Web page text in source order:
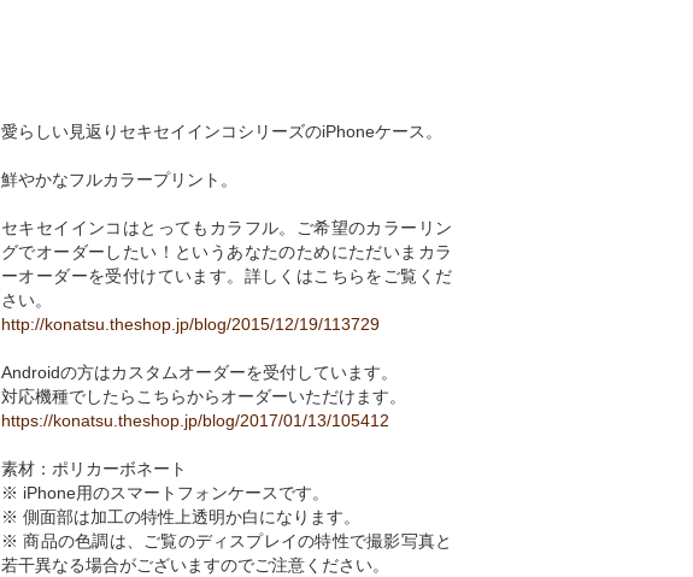
愛らしい見返りセキセイインコシリーズのiPhoneケース。
鮮やかなフルカラープリント。
セキセイインコはとってもカラフル。ご希望のカラーリン
グでオーダーしたい！というあなたのためにただいまカラ
ーオーダーを受付けています。詳しくはこちらをご覧くだ
さい。
http://konatsu.theshop.jp/blog/2015/12/19/113729
Androidの方はカスタムオーダーを受付しています。
対応機種でしたらこちらからオーダーいただけます。
https://konatsu.theshop.jp/blog/2017/01/13/105412
素材：ポリカーボネート
※ iPhone用のスマートフォンケースです。
※ 側面部は加工の特性上透明か白になります。
※ 商品の色調は、ご覧のディスプレイの特性で撮影写真と
若干異なる場合がございますのでご注意ください。